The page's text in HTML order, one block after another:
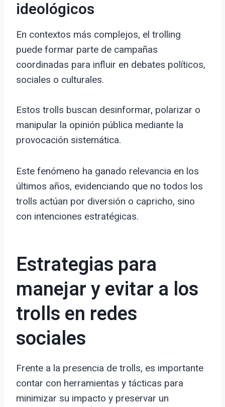
ideológicos
En contextos más complejos, el trolling
puede formar parte de campañas
coordinadas para influir en debates políticos,
sociales o culturales.
Estos trolls buscan desinformar, polarizar o
manipular la opinión pública mediante la
provocación sistemática.
Este fenómeno ha ganado relevancia en los
últimos años, evidenciando que no todos los
trolls actúan por diversión o capricho, sino
con intenciones estratégicas.
Estrategias para
manejar y evitar a los
trolls en redes
sociales
Frente a la presencia de trolls, es importante
contar con herramientas y tácticas para
minimizar su impacto y preservar un